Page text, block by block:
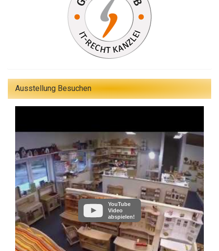
Ausstellung Besuchen
YouTube
Video
abspielen!